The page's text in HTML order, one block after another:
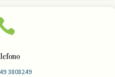
3808249